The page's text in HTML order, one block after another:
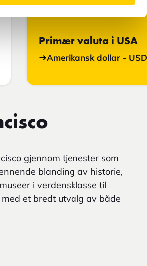
Primær valuta i USA
Amerikansk dollar - USD
gjennom tjenester som
blanding av historie,
i verdensklasse til
et bredt utvalg av både